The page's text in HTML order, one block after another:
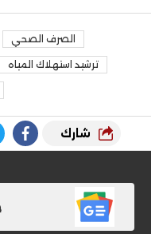
الصرف الصحي
ترشيد استهلاك المياه
شارك